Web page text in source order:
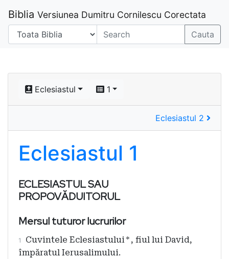
Biblia Versiunea Dumitru Cornilescu Corectata
Cauta
Eclesiastul 1
Eclesiastul 2
Eclesiastul 1
ECLESIASTUL SAU
PROPOVĂDUITORUL
Mersul tuturor lucrurilor
1 Cuvintele Eclesiastului* , fiul lui David,
împăratul Ierusalimului.